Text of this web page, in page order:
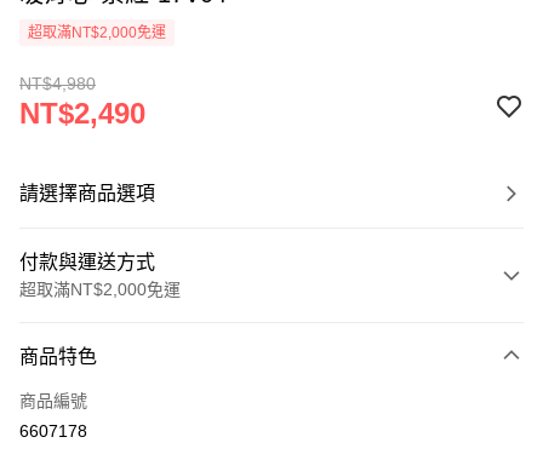
超取滿NT$2,000免運
NT$4,980
NT$2,490
請選擇商品選項
付款與運送方式
超取滿NT$2,000免運
信用卡一次付款
信用卡分期付款
商品特色
商品編號
6607178